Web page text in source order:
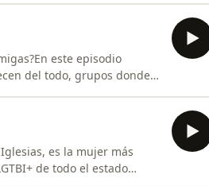
este episodio
del todo, grupos donde
es la mujer más
de todo el estado